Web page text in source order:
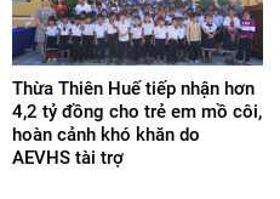
Thừa Thiên Huế tiếp nhận hơn
4,2 tỷ đồng cho trẻ em mồ côi,
hoàn cảnh khó khăn do
AEVHS tài trợ